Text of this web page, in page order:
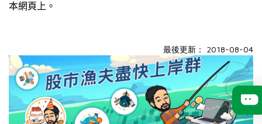
本網頁上。
最後更新： 2018-08-04